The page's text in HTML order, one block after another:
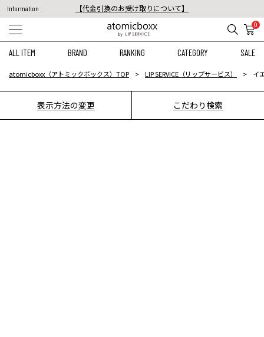
Information
【代金引換のお受け取りについて】
税込11,000円以上のご注文で送料無料！
0
ALL ITEM BRAND RANKING CATEGORY SALE
atomicboxx（アトミックボックス）TOP LIP SERVICE（リップサービス） イ
表示方法の変更 こだわり検索